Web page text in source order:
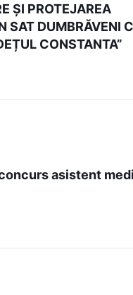
ȘI PROTEJAREA
SAT DUMBRĂVENI
CONSTANTA”
asistent